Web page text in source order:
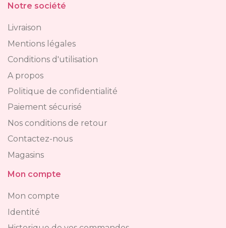
Notre société
Livraison
Mentions légales
Conditions d'utilisation
A propos
Politique de confidentialité
Paiement sécurisé
Nos conditions de retour
Contactez-nous
Magasins
Mon compte
Mon compte
Identité